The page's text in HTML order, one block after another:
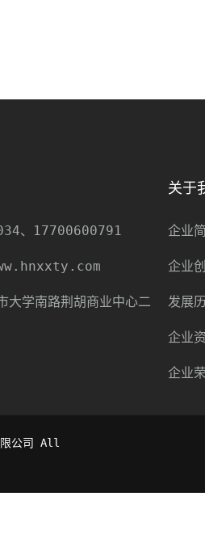
、17700600791
大学南路荆胡商业中心二
关于
企业
企业
发展
企业
企业
限公司 All